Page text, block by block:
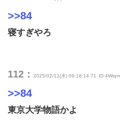
>>84
寝すぎやろ
112： 2025/02/12(水) 09:18:14.71
>>84
東京大学物語かよ